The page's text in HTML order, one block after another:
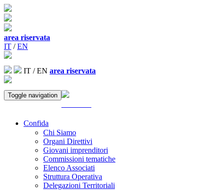
area riservata
IT /EN
IT /EN area riservata
Toggle navigation
Confida
Chi Siamo
Organi Direttivi
Giovani imprenditori
Commissioni tematiche
Elenco Associati
Struttura Operativa
Delegazioni Territoriali